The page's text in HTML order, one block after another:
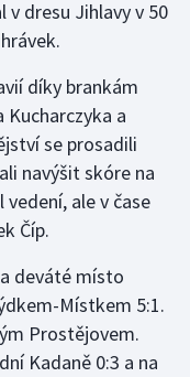
v dresu Jihlavy v 50
díky brankám
Kucharczyka a
se prosadili
navýšit skóre na
ale v čase
Číp.
deváté místo
Místkem 5:1.
Prostějovem.
Kadaně 0:3 a na